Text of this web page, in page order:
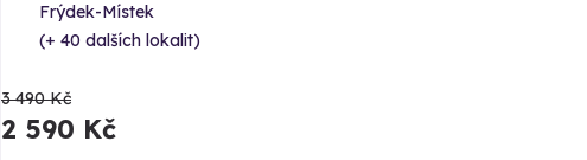
Frýdek-Místek
(+ 40 dalších lokalit)
3 490 Kč
2 590 Kč